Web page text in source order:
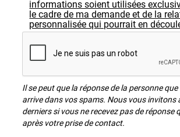
informations soient utilisées
le cadre de ma demande et de la
personnalisée qui pourrait en
Il se peut que la réponse de la personne
arrive dans vos spams. Nous vous invitons
derniers si vous ne recevez pas de réponse
après votre prise de contact.